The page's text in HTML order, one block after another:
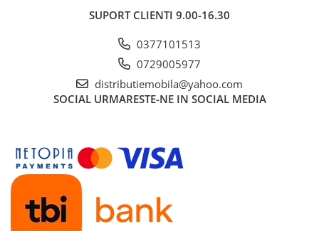
SUPORT CLIENTI 9.00-16.30
0377101513
0729005977
distributiemobila@yahoo.com
SOCIAL URMARESTE-NE IN SOCIAL MEDIA